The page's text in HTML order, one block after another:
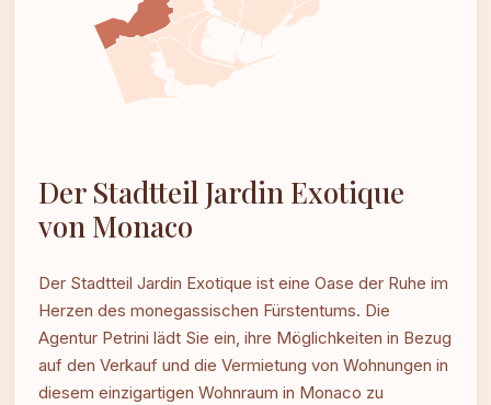
Der Stadtteil Jardin Exotique
von Monaco
Der Stadtteil Jardin Exotique ist eine Oase der Ruhe im
Herzen des monegassischen Fürstentums. Die
Agentur Petrini lädt Sie ein, ihre Möglichkeiten in Bezug
auf den Verkauf und die Vermietung von Wohnungen in
diesem einzigartigen Wohnraum in Monaco zu